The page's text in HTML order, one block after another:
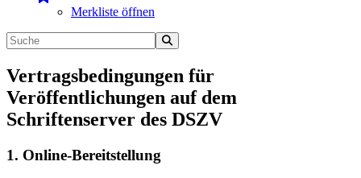
Merkliste öffnen
Vertragsbedingungen für
Veröffentlichungen auf dem
Schriftenserver des DSZV
1. Online-Bereitstellung